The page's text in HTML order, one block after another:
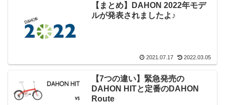
【まとめ】DAHON 2022年モデ
ルが発表されましたよ♪
2021.07.17 2022.03.05
【7つの違い】緊急発売の
DAHON HITと定番のDAHON
Route